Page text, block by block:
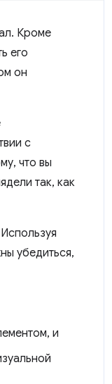
Кроме
его
он
с
что вы
так, как
убедиться,
и